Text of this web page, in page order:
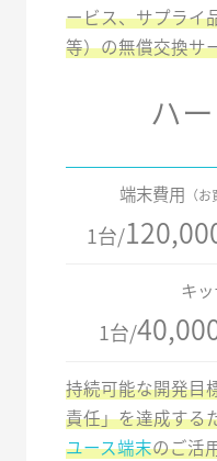
ービス、サプライ
等）の無償交換サ
ハ
端末費用 （
1台/
キ
1台/
持続可能な開発目
責任」を達成する
ユース端末のご活